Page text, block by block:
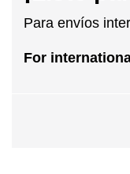
Para envíos
For